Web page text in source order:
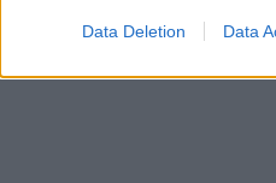
Data Deletion Data